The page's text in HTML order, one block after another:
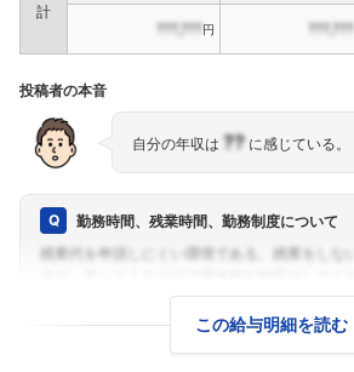
計
???,???円 ???,???
投稿者の本音
自分の年収は ??に感じている。
勤務時間、残業時間、勤務制度について
この給与明細を読む